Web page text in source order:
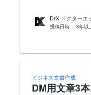
い。不要な部分や本メッセー
できればと思います。 【目的】●●の際の●●に使用したいと思っています。 【依頼背景】●●
DrX ドクターエ
投稿日時： 3年以
ビジネス文書作成
DM用文章3